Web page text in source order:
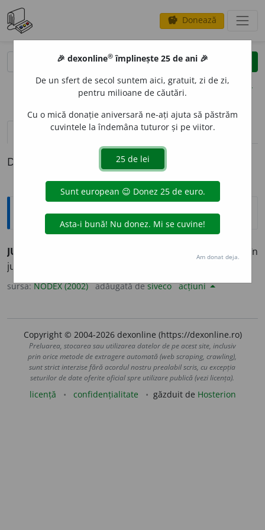
savings Donează
clear
opțiuni
definiții (1) pronunțievolume_up (50)
Definiția cu ID-ul 340948:
Explicative DEX
JUR
și f. Specialist în
jurisprudență. /<fr.
sursa:NODEX (2002) adăugată desiveco acțiuni
Copyright © 2004-2026 dexonline (https://dexonline.ro)
Preluarea, stocarea sau utilizarea datelor de pe acest site, inclusiv
prin orice metode de extragere automată (web scraping, crawling),
sunt strict interzise fără acordul nostru prealabil scris, cu excepția
seturilor de date oferite oficial spre utilizare publică (vezi licența).
licență confidențialitate găzduit de Hosterion
🎉 dexonline® împlinește 25 de ani 🎉
De un sfert de secol suntem aici, gratuit, zi de zi,
pentru milioane de căutări.
Cu o mică donație aniversară ne-ați ajuta să păstrăm
cuvintele la îndemâna tuturor și pe viitor.
Am donat deja.